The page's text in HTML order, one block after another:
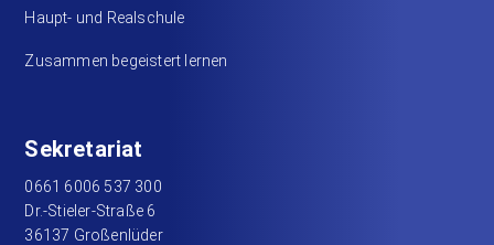
Haupt- und Realschule
Zusammen begeistert lernen
Sekretariat
0661 6006 537 300
Dr.-Stieler-Straße 6
36137 Großenlüder